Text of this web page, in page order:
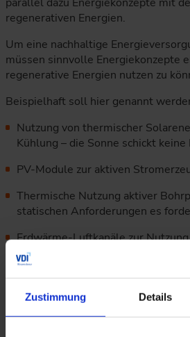
Zustimmung Details
regenerativen Energien.
Um eine nachhaltige
müssen sinnvolle Energiekonzepte
regenerative Energien nutzen zu
Beispielhaft soll hier genannt
Nutzung von thermischer
Kühlung – die Sonne schickt keine
PV-Module zur aktiven
Thermische Nutzung aktiver
statischen Anforderungen es
Erdwärme-Luftkanäle zur
Erdreichtemperatur im Heiz- und
Nutzung von thermischen
Schwerkraftkühlsystemen